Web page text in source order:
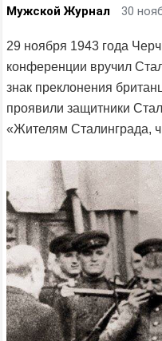
Мужской Журнал 30
29 ноября 1943 года
конференции вручил
знак преклонения
проявили защитники
«Жителям Сталинграда,